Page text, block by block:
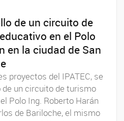
de un circuito de
en el Polo
en la ciudad de San
proyectos del IPATEC, se
un circuito de turismo
Polo Ing. Roberto Harán
de Bariloche, el mismo